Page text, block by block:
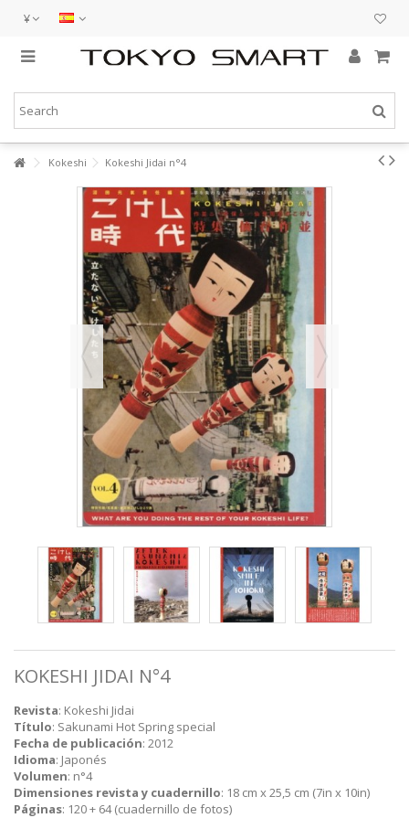
¥
Kokeshi Kokeshi Jidai n°4
KOKESHI JIDAI N°4
Revista: Kokeshi Jidai
Título: Sakunami Hot Spring special
Fecha de publicación: 2012
Idioma: Japonés
Volumen: n°4
Dimensiones revista y cuadernillo: 18 cm x 25,5 cm (7in x 10in)
Páginas: 120 + 64 (cuadernillo de fotos)